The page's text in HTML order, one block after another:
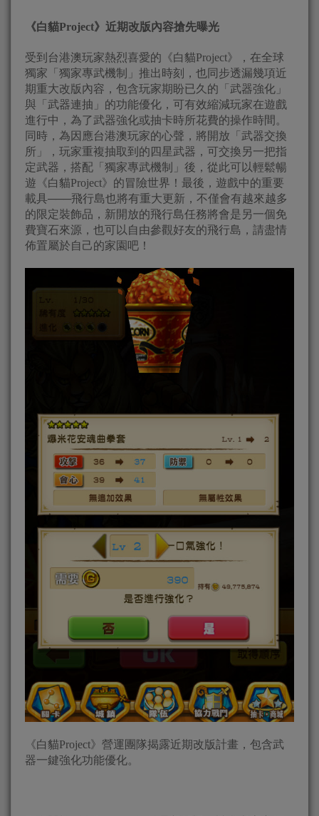
《白貓Project》近期改版內容搶先曝光
受到台港澳玩家熱烈喜愛的《白貓Project》，在全球
獨家「獨家專武機制」推出時刻，也同步透漏幾項近
期重大改版內容，包含玩家期盼已久的「武器強化」
與「武器連抽」的功能優化，可有效縮減玩家在遊戲
進行中，為了武器強化或抽卡時所花費的操作時間。
同時，為因應台港澳玩家的心聲，將開放「武器交換
所」，玩家重複抽取到的四星武器，可交換另一把指
定武器，搭配「獨家專武機制」後，從此可以輕鬆暢
遊《白貓Project》的冒險世界！最後，遊戲中的重要
載具───飛行島也將有重大更新，不僅會有越來越多
的限定裝飾品，新開放的飛行島任務將會是另一個免
費寶石來源，也可以自由參觀好友的飛行島，請盡情
佈置屬於自己的家園吧！
《白貓Project》營運團隊揭露近期改版計畫，包含武
器一鍵強化功能優化。